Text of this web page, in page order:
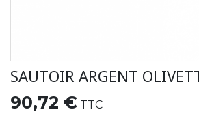
SAUTOIR ARGENT
90,72 € TTC